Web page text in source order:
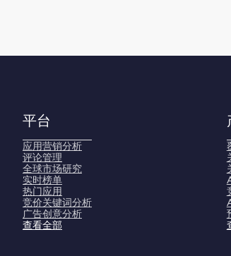
平台
应用营销分析
评论管理
全球市场研究
实时榜单
热门应用
竞价关键词分析
广告创意分析
查看全部